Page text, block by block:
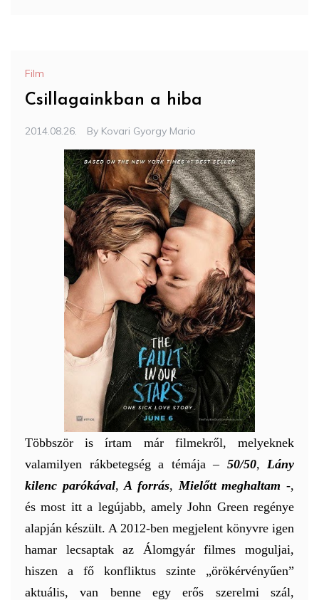
Film
Csillagainkban a hiba
2014.08.26. By Kovari Gyorgy Mario
Többször is írtam már filmekről, melyeknek
valamilyen rákbetegség a témája – 50/50, Lány
kilenc parókával,A forrás,Mielőtt meghaltam -,
és most itt a legújabb, amely John Green regénye
alapján készült. A 2012-ben megjelent könyvre igen
hamar lecsaptak az Álomgyár filmes moguljai,
hiszen a fő konfliktus szinte „örökérvényűen”
aktuális, van benne egy erős szerelmi szál,